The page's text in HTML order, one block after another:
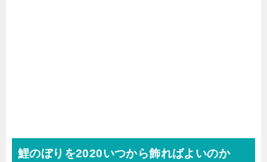
鯉のぼりを2020いつから飾ればよいのか